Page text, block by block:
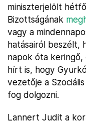
miniszterjelölt
Bizottságának
vagy a
hatásairól beszélt,
napok óta keringő,
hírt is, hogy
vezetője a
fog dolgozni.
Lannert Judit a